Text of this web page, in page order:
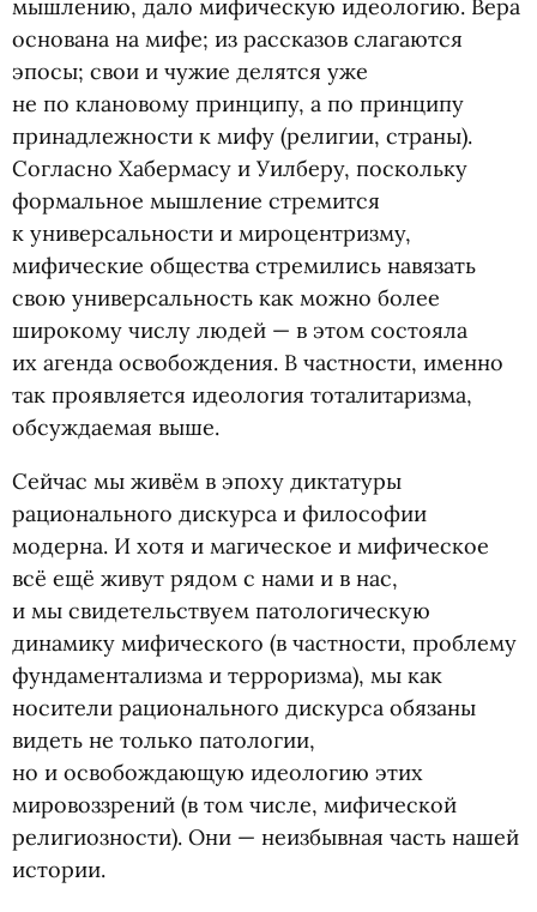
мышлению, дало мифическую идеологию. Вера
основана на мифе; из рассказов слагаются
эпосы; свои и чужие делятся уже
не по клановому принципу, а по принципу
принадлежности к мифу (религии, страны).
Согласно Хабермасу и Уилберу, поскольку
формальное мышление стремится
к универсальности и мироцентризму,
мифические общества стремились навязать
свою универсальность как можно более
широкому числу людей — в этом состояла
их агенда освобождения. В частности, именно
так проявляется идеология тоталитаризма,
обсуждаемая выше.
Сейчас мы живём в эпоху диктатуры
рационального дискурса и философии
модерна. И хотя и магическое и мифическое
всё ещё живут рядом с нами и в нас,
и мы свидетельствуем патологическую
динамику мифического (в частности, проблему
фундаментализма и терроризма), мы как
носители рационального дискурса обязаны
видеть не только патологии,
но и освобождающую идеологию этих
мировоззрений (в том числе, мифической
религиозности). Они — неизбывная часть нашей
истории.